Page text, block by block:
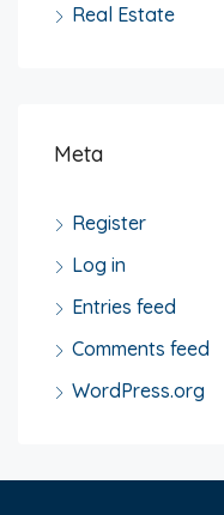
Real Estate
Meta
Register
Log in
Entries feed
Comments feed
WordPress.org